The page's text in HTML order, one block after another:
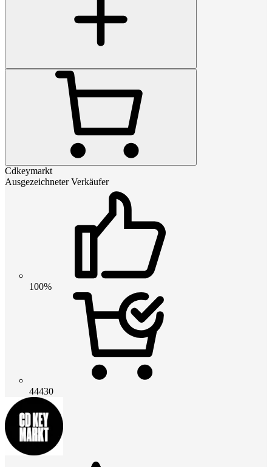
Cdkeymarkt
Ausgezeichneter Verkäufer
100%
44430